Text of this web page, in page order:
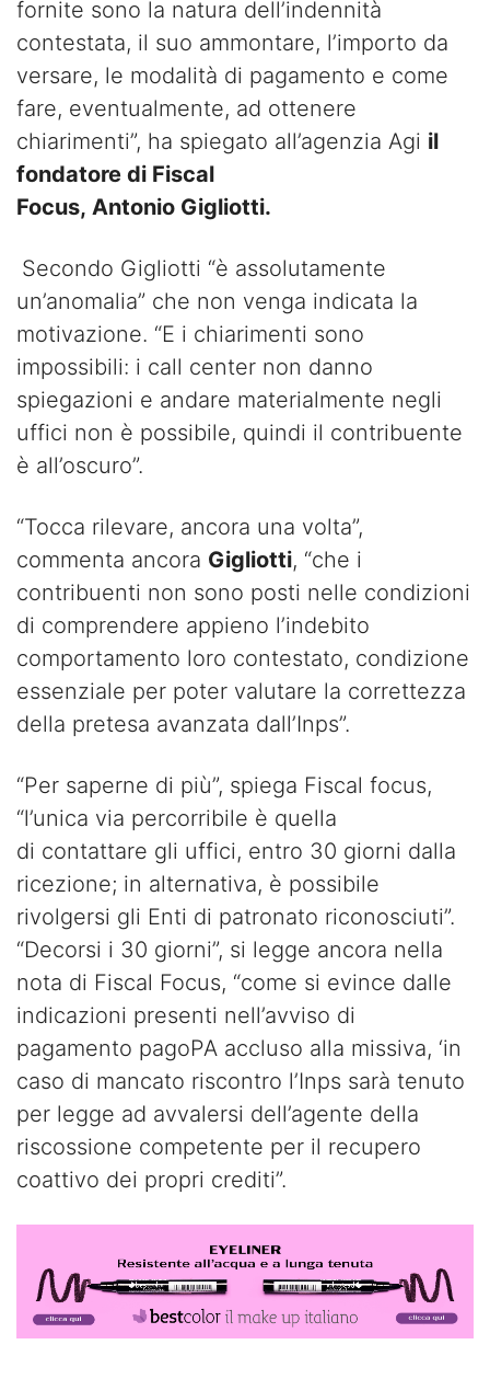
fornite sono la natura dell’indennità
contestata, il suo ammontare, l’importo da
versare, le modalità di pagamento e come
fare, eventualmente, ad ottenere
chiarimenti”, ha spiegato all’agenzia Agi il
fondatore di Fiscal
Focus, Antonio Gigliotti.
Secondo Gigliotti “è assolutamente
un’anomalia” che non venga indicata la
motivazione. “E i chiarimenti sono
impossibili: i call center non danno
spiegazioni e andare materialmente negli
uffici non è possibile, quindi il contribuente
è all’oscuro”.
“Tocca rilevare, ancora una volta”,
commenta ancora Gigliotti, “che i
contribuenti non sono posti nelle condizioni
di comprendere appieno l’indebito
comportamento loro contestato, condizione
essenziale per poter valutare la correttezza
della pretesa avanzata dall’Inps”.
“Per saperne di più”, spiega Fiscal focus,
“l’unica via percorribile è quella
di contattare gli uffici, entro 30 giorni dalla
ricezione; in alternativa, è possibile
rivolgersi gli Enti di patronato riconosciuti”.
“Decorsi i 30 giorni”, si legge ancora nella
nota di Fiscal Focus, “come si evince dalle
indicazioni presenti nell’avviso di
pagamento pagoPA accluso alla missiva, ‘in
caso di mancato riscontro l’Inps sarà tenuto
per legge ad avvalersi dell’agente della
riscossione competente per il recupero
coattivo dei propri crediti”.